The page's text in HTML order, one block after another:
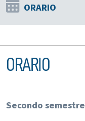
ORARIO
ORARIO
Secondo semestre